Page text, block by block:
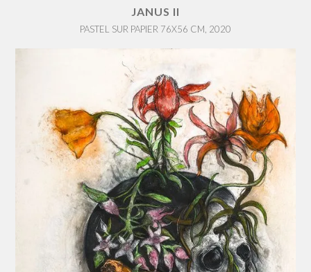
JANUS II
PASTEL SUR PAPIER 76X56 CM, 2020